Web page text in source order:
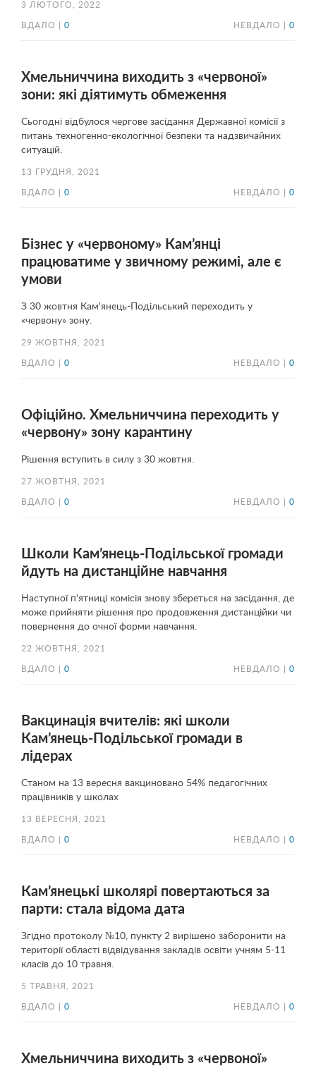
3 ЛЮТОГО, 2022
ВДАЛО | 0 НЕВДАЛО | 0
Хмельниччина виходить з «червоної»
зони: які діятимуть обмеження
Cьогодні відбулося чергове засідання Державної комісії з
питань техногенно-екологічної безпеки та надзвичайних
ситуацій.
13 ГРУДНЯ, 2021
ВДАЛО | 0 НЕВДАЛО | 0
Бізнес у «червоному» Кам’янці
працюватиме у звичному режимі, але є
умови
З 30 жовтня Кам'янець-Подільський переходить у
«червону» зону.
29 ЖОВТНЯ, 2021
ВДАЛО | 0 НЕВДАЛО | 0
Офіційно. Хмельниччина переходить у
«червону» зону карантину
Рішення вступить в силу з 30 жовтня.
27 ЖОВТНЯ, 2021
ВДАЛО | 0 НЕВДАЛО | 0
Школи Кам’янець-Подільської громади
йдуть на дистанційне навчання
Наступної п'ятниці комісія знову збереться на засідання, де
може прийняти рішення про продовження дистанційки чи
повернення до очної форми навчання.
22 ЖОВТНЯ, 2021
ВДАЛО | 0 НЕВДАЛО | 0
Вакцинація вчителів: які школи
Кам’янець-Подільської громади в
лідерах
Станом на 13 вересня вакциновано 54% педагогічних
працівників у школах
13 ВЕРЕСНЯ, 2021
ВДАЛО | 0 НЕВДАЛО | 0
Кам’янецькі школярі повертаються за
парти: стала відома дата
Згідно протоколу №10, пункту 2 вирішено заборонити на
території області відвідування закладів освіти учням 5-11
класів до 10 травня.
5 ТРАВНЯ, 2021
ВДАЛО | 0 НЕВДАЛО | 0
Хмельниччина виходить з «червоної»